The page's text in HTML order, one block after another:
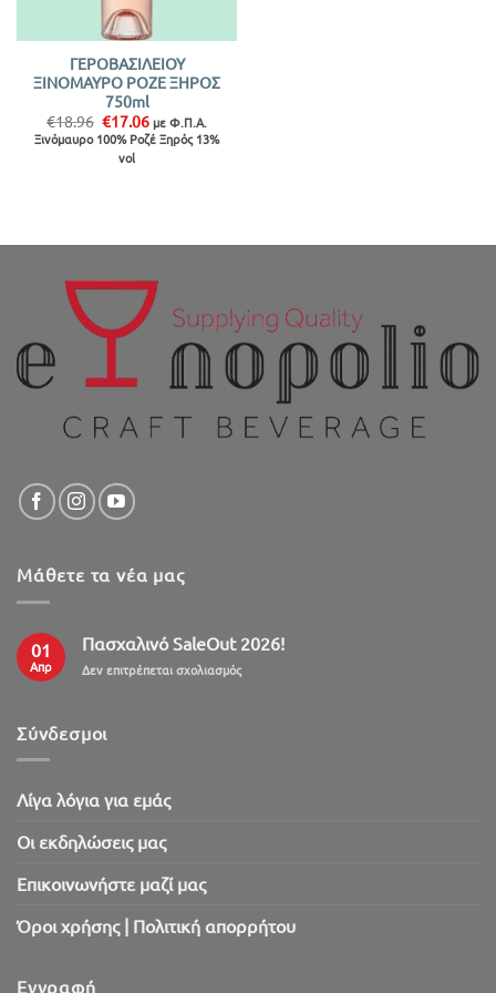
ΓΕΡΟΒΑΣΙΛΕΙΟΥ
ΞΙΝΟΜΑΥΡΟ ΡΟΖΕ ΞΗΡΟΣ
750ml
€18.96 Original
price
was:
€18.96.
€17.06Η
τρέχουσα
τιμή
με Φ.Π.Α.
Ξινόμαυρο 100% Ροζέ Ξηρός 13%
vol
Μάθετε τα νέα μας
01
Απρ
Πασχαλινό SaleOut 2026!
Δεν επιτρέπεται σχολιασμόςστο
Σύνδεσμοι
Λίγα λόγια για εμάς
Oι εκδηλώσεις μας
Επικοινωνήστε μαζί μας
Όροι χρήσης | Πολιτική απορρήτου
Εγγραφή